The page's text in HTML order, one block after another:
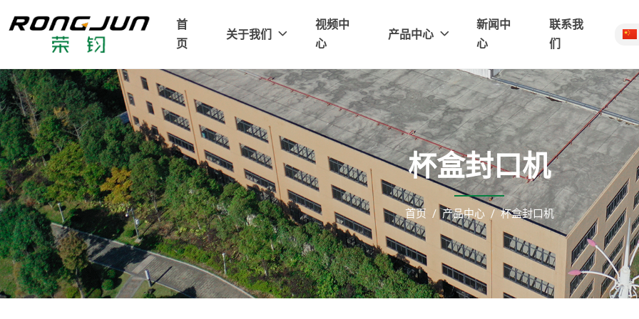
首
页
关于我们
视频中
心
产品中心
新闻中
心
联系我
们
杯盒封口机
首页 产品中心 杯盒封口机